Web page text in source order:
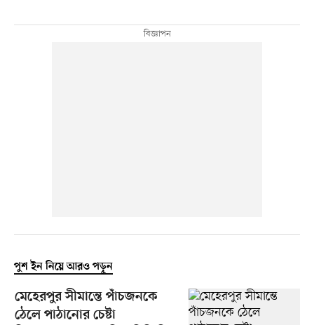
পুশ ইন নিয়ে আরও পড়ুন
মেহেরপুর সীমান্তে পাঁচজনকে
ঠেলে পাঠানোর চেষ্টা